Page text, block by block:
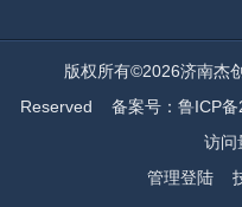
版权所有©2026济南杰
Reserved备案号：鲁ICP
访问
管理登陆技